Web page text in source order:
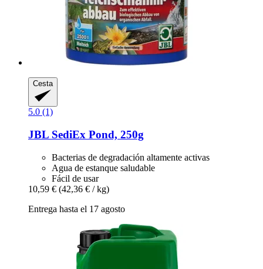
Cesta
5.0 (1)
JBL SediEx Pond, 250g
Bacterias de degradación altamente activas
Agua de estanque saludable
Fácil de usar
10,59 € (42,36 € / kg)
Entrega hasta el 17 agosto